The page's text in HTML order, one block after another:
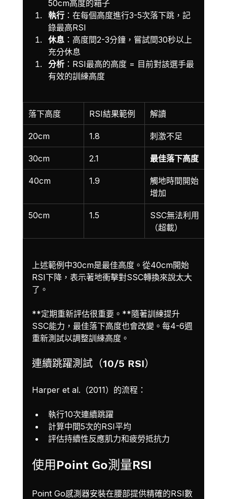
50cm高度的箱子
執行：在每個高度進行3-5次落下跳，記
錄最高RSI
休息：高度間2-3分鐘，嘗試間30秒以上
充分休息
分析：RSI最高的高度 = 目前對該選手最
有效的訓練高度
落下高度 RSI結果範例 解讀
20cm 1.8 刺激不足
30cm 2.1 最佳落下高度
40cm 1.9
觸地時間開始
增加
50cm 1.5
SSC無法利用
（超載）
上述範例中30cm是最佳高度。從40cm開始
RSI下降，表示著地衝擊對SSC轉換來說太大
了。
**定期重新評估很重要。**隨著訓練提升
SSC能力，最佳落下高度也會改變。每4-6週
重新測試以調整訓練高度。
連續跳躍測試（10/5 RSI）
Harper et al.（2011）的流程：
執行10次連續跳躍
計算中間5次的RSI平均
評估持續性反應肌力和疲勞抵抗力
使用Point Go測量RSI
Point Go感測器安裝在腰部提供精確的RSI數